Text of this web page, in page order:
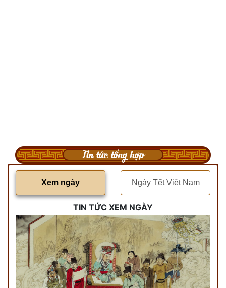
Tin tức tổng hợp
Xem ngày Ngày Tết Việt Nam
TIN TỨC XEM NGÀY